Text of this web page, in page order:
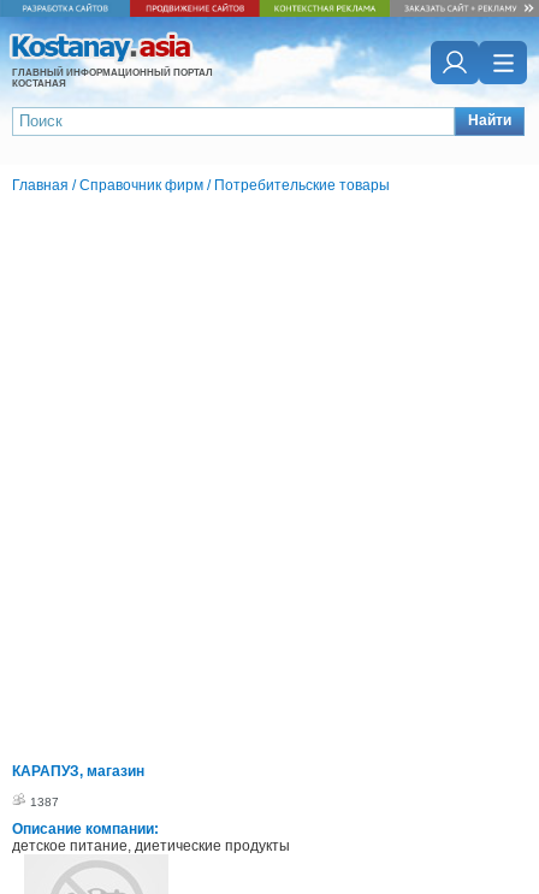
ГЛАВНЫЙ ИНФОРМАЦИОННЫЙ ПОРТАЛ
КОСТАНАЯ
Найти
Главная /Справочник фирм / Потребительские товары
КАРАПУЗ, магазин
1387
Описание компании:
детское питание, диетические продукты